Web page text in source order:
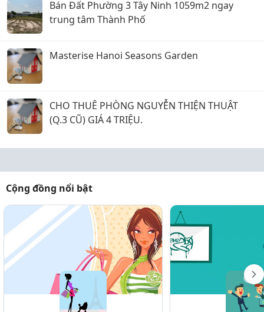
Bán Đất Phường 3 Tây Ninh 1059m2 ngay
trung tâm Thành Phố
Masterise Hanoi Seasons Garden
CHO THUÊ PHÒNG NGUYỄN THIỆN THUẬT
(Q.3 CŨ) GIÁ 4 TRIỆU.
Cộng đồng nổi bật